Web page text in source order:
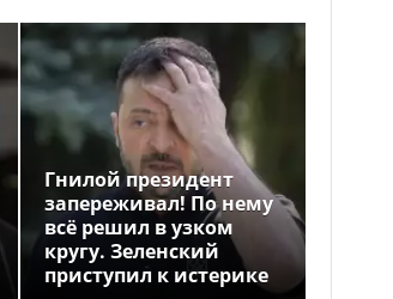
Гнилой президент
запереживал! По нему
всё решил в узком
кругу. Зеленский
приступил к истерике